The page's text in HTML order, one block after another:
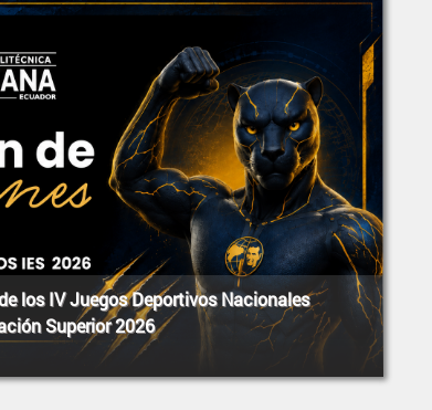
los IV Juegos Deportivos Nacionales
Superior 2026